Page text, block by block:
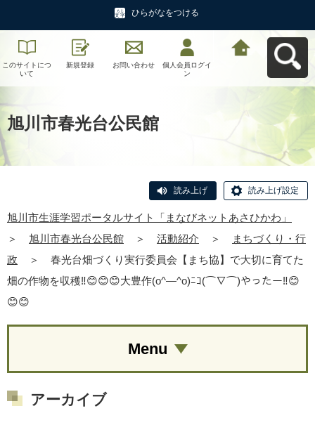
ひらがなをつける
このサイトにつ
いて
新規登録 お問い合わせ
個人会員ログイ
ン
旭川市春光台公民館
読み上げ 読み上げ設定
旭川市生涯学習ポータルサイト「まなびネットあさひかわ」
＞
旭川市春光台公民館 ＞ 活動紹介 ＞
まちづくり・行
政
＞
春光台畑づくり実行委員会【まち協】で大切に育てた
畑の作物を収穫‼😊😊😊大豊作(o^―^o)ﾆｺ(⌒∇⌒)やったー‼😊
😊😊
Menu
アーカイブ